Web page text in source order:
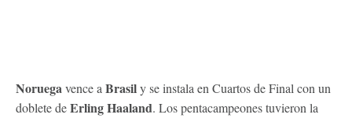
Noruegavence aBrasily se instala en Cuartos de Final con un
doblete deErling Haaland. Los pentacampeones tuvieron la